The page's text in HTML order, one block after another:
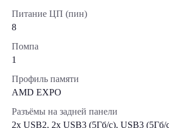
Питание ЦП (пин)
8
Помпа
1
Профиль памяти
AMD EXPO
Разъёмы на задней панели
2x USB2, 2x USB3 (5Гб/с), USB3